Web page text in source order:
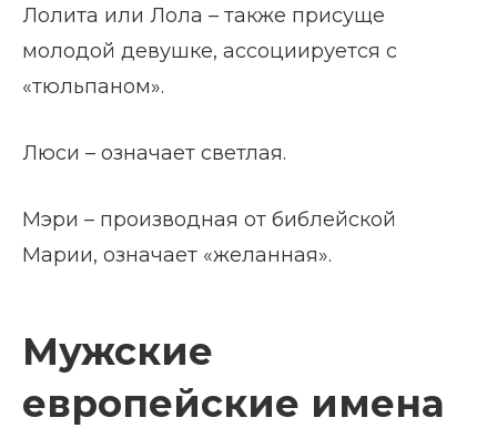
Лолита или Лола – также присуще
молодой девушке, ассоциируется с
«тюльпаном».
Люси – означает светлая.
Мэри – производная от библейской
Марии, означает «желанная».
Мужские
европейские имена